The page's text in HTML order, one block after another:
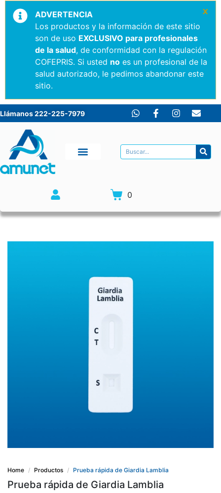
ADVERTENCIA
Los productos y la información de este sitio
son de uso EXCLUSIVO para profesionales
de la salud, de conformidad con la regulación
COFEPRIS. Si usted no es un profesional de la
salud autorizado, le pedimos abandonar este
sitio.
×
Llámanos 222-225-7979
0
Home Productos Prueba rápida de Giardia Lamblia
Prueba rápida de Giardia Lamblia